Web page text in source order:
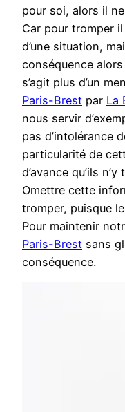
pour soi, alors il
Car pour tromper
d’une situation,
conséquence
s’agit plus d’un
Paris-Brest par La
nous servir
pas d’intolérance
particularité de
d’avance qu’ils
Omettre cette
tromper, puisque
Pour maintenir
Paris-Brest sans
conséquence.